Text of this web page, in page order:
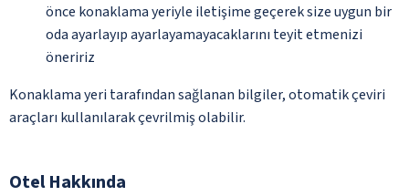
önce konaklama yeriyle iletişime geçerek size uygun bir
oda ayarlayıp ayarlayamayacaklarını teyit etmenizi
öneririz
Konaklama yeri tarafından sağlanan bilgiler, otomatik çeviri
araçları kullanılarak çevrilmiş olabilir.
Otel Hakkında